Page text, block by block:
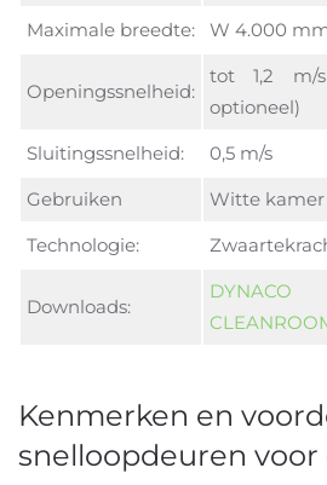
Maximale breedte: W 4.000
Openingssnelheid:
tot 1,2 m/
optioneel)
Sluitingssnelheid: 0,5 m/s
Gebruiken
Witte kamer
Technologie:
Downloads:
Kenmerken en
snelloopdeuren